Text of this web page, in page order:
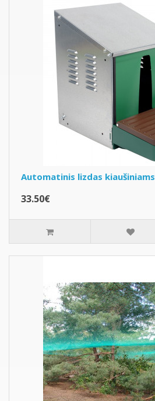
Automatinis lizdas kiaušiniams
33.50€